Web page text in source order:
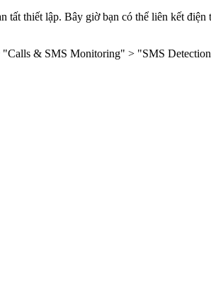
thiết lập. Bây giờ bạn có thể liên kết điện
"Calls & SMS Monitoring" > "SMS